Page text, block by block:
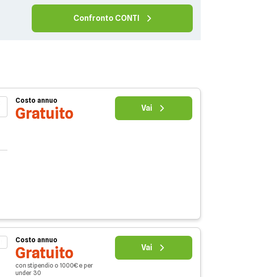
Confronto CONTI
Costo annuo
Gratuito Vai
Costo annuo
Gratuito
con stipendio o 1000€ e per
under 30
Vai